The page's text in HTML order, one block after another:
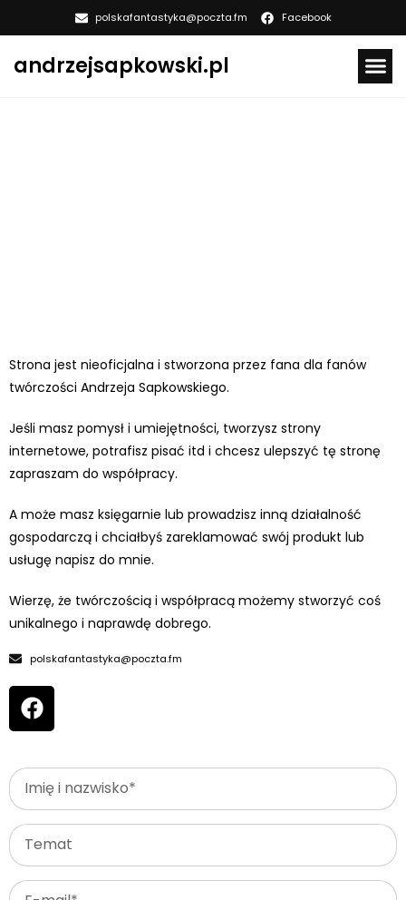
polskafantastyka@poczta.fm Facebook
andrzejsapkowski.pl
Strona jest nieoficjalna i stworzona przez fana dla fanów
twórczości Andrzeja Sapkowskiego.
Jeśli masz pomysł i umiejętności, tworzysz strony
internetowe, potrafisz pisać itd i chcesz ulepszyć tę stronę
zapraszam do współpracy.
A może masz księgarnie lub prowadzisz inną działalność
gospodarczą i chciałbyś zareklamować swój produkt lub
usługę napisz do mnie.
Wierzę, że twórczością i współpracą możemy stworzyć coś
unikalnego i naprawdę dobrego.
polskafantastyka@poczta.fm